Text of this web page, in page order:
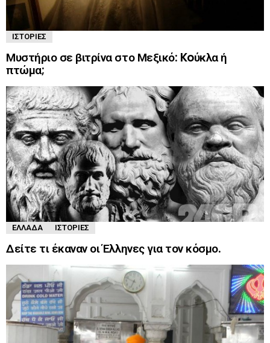
ΙΣΤΟΡΊΕΣ
Μυστήριο σε βιτρίνα στο Μεξικό: Koύκλα ή
πτώμα;
ΕΛΛΆΔΑ ΙΣΤΟΡΊΕΣ
Δείτε τι έκαναν οι Έλληνες για τον κόσμο.